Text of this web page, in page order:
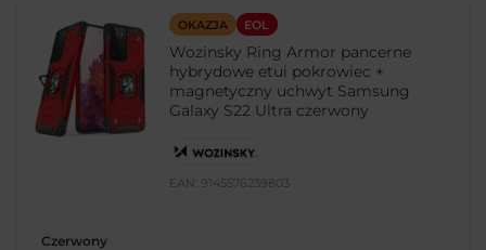
OKAZJA EOL
Wozinsky Ring Armor pancerne
hybrydowe etui pokrowiec +
magnetyczny uchwyt Samsung
Galaxy S22 Ultra czerwony
EAN: 9145576239803
Czerwony